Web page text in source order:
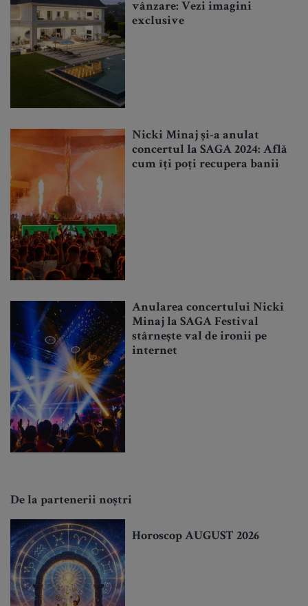
vânzare: Vezi imagini
exclusive
Nicki Minaj și-a anulat
concertul la SAGA 2024: Află
cum îți poți recupera banii
Anularea concertului Nicki
Minaj la SAGA Festival
stârnește val de ironii pe
internet
De la partenerii noștri
Horoscop AUGUST 2026